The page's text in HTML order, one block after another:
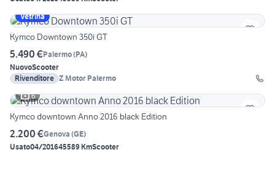
Vetrina
Kymco Downtown 350i GT
5.490 €Palermo(PA)
NuovoScooter
Rivenditore Z Motor Palermo
6
Kymco downtown Anno 2016 black Edition
2.200 €Genova (GE)
Usato04/201645589 KmScooter